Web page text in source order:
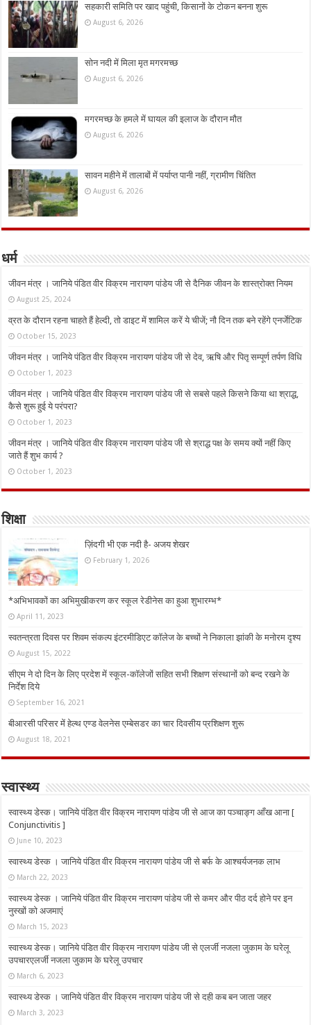
सहकारी समिति पर खाद पहुंची, किसानों के टोकन बनना शुरू
August 6, 2026
सोन नदी में मिला मृत मगरमच्छ
August 6, 2026
मगरमच्छ के हमले में घायल की इलाज के दौरान मौत
August 6, 2026
सावन महीने में तालाबों में पर्याप्त पानी नहीं, ग्रामीण चिंतित
August 6, 2026
धर्म
जीवन मंत्र । जानिये पंडित वीर विक्रम नारायण पांडेय जी से दैनिक जीवन के शास्त्रोक्त नियम
August 25, 2024
व्रत के दौरान रहना चाहते हैं हेल्दी, तो डाइट में शामिल करें ये चीजें; नौ दिन तक बने रहेंगे एनर्जेटिक
October 15, 2023
जीवन मंत्र । जानिये पंडित वीर विक्रम नारायण पांडेय जी से देव, ऋषि और पितृ सम्पूर्ण तर्पण विधि
October 1, 2023
जीवन मंत्र । जानिये पंडित वीर विक्रम नारायण पांडेय जी से सबसे पहले किसने किया था श्राद्ध,
कैसे शुरू हुई ये परंपरा?
October 1, 2023
जीवन मंत्र । जानिये पंडित वीर विक्रम नारायण पांडेय जी से श्राद्ध पक्ष के समय क्यों नहीं किए
जाते हैं शुभ कार्य ?
October 1, 2023
शिक्षा
ज़िंदगी भी एक नदी है- अजय शेखर
February 1, 2026
*अभिभावकों का अभिमुखीकरण कर स्कूल रेडीनेस का हुआ शुभारम्भ*
April 11, 2023
स्वतन्त्रता दिवस पर शिवम संकल्प इंटरमीडिएट कॉलेज के बच्चों ने निकाला झांकी के मनोरम दृश्य
August 15, 2022
सीएम ने दो दिन के लिए प्रदेश में स्कूल-कॉलेजों सहित सभी शिक्षण संस्थानों को बन्द रखने के
निर्देश दिये
September 16, 2021
बीआरसी परिसर में हेल्थ एण्ड वेलनेस एम्बेसडर का चार दिवसीय प्रशिक्षण शुरू
August 18, 2021
स्वास्थ्य
स्वास्थ्य डेस्क। जानिये पंडित वीर विक्रम नारायण पांडेय जी से आज का पञ्चाङ्ग आँख आना [
Conjunctivitis ]
June 10, 2023
स्वास्थ्य डेस्क । जानिये पंडित वीर विक्रम नारायण पांडेय जी से बर्फ के आश्चर्यजनक लाभ
March 22, 2023
स्वास्थ्य डेस्क । जानिये पंडित वीर विक्रम नारायण पांडेय जी से कमर और पीठ दर्द होने पर इन
नुस्‍खों को अजमाएं
March 15, 2023
स्वास्थ्य डेस्क। जानिये पंडित वीर विक्रम नारायण पांडेय जी से एलर्जी नजला जुकाम के घरेलू
उपचारएलर्जी नजला जुकाम के घरेलू उपचार
March 6, 2023
स्वास्थ्य डेस्क । जानिये पंडित वीर विक्रम नारायण पांडेय जी से दही कब बन जाता जहर
March 3, 2023